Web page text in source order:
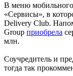
В меню
«Сервисы», в
Delivery Club.
Group приобрела
млн.
Соучредитель и
тогда так